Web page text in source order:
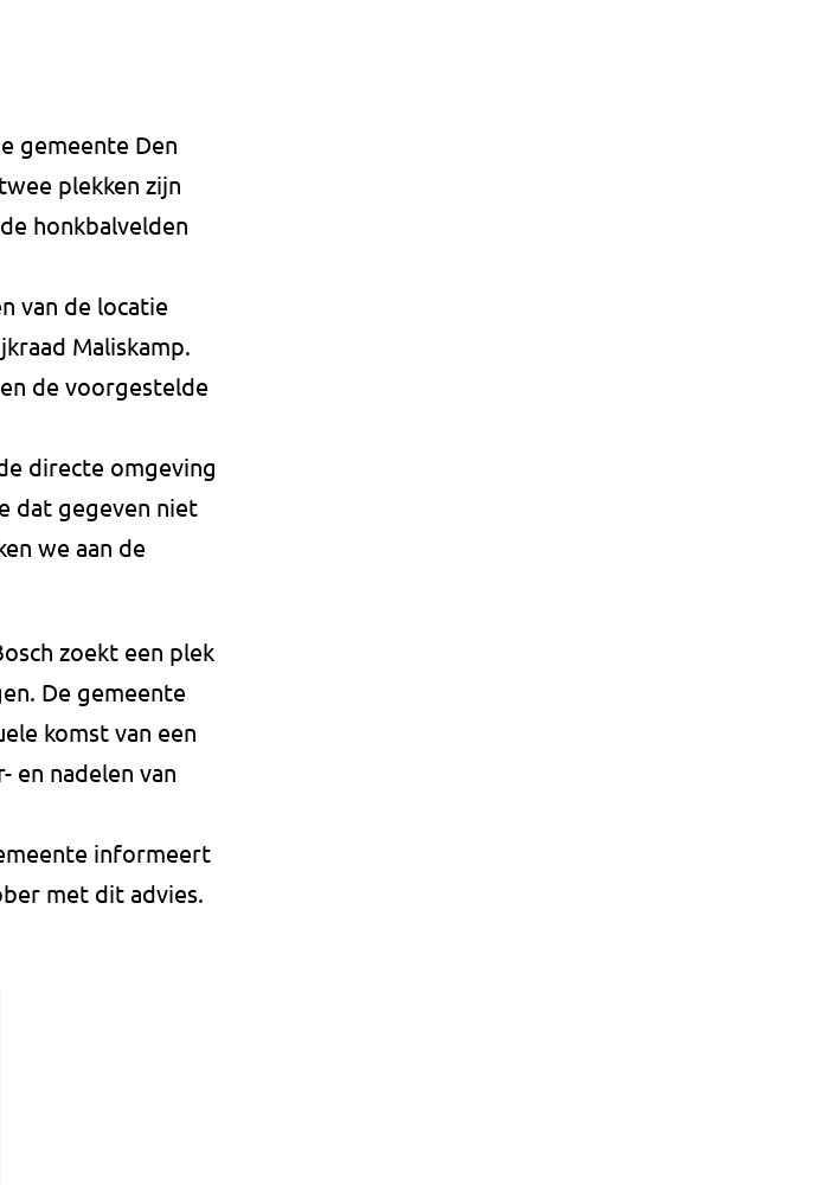
gemeente Den
plekken zijn
honkbalvelden
van de locatie
Maliskamp.
de voorgestelde
directe omgeving
dat gegeven niet
we aan de
zoekt een plek
De gemeente
komst van een
en nadelen van
informeert
met dit advies.